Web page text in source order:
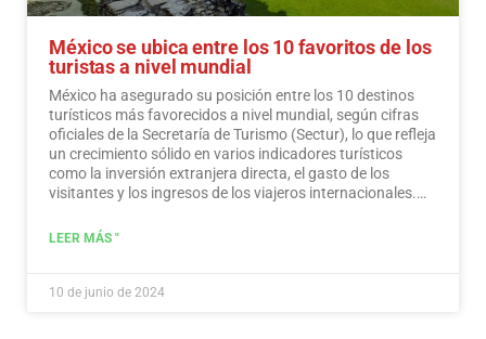
México se ubica entre los 10 favoritos de los
turistas a nivel mundial
México ha asegurado su posición entre los 10 destinos
turísticos más favorecidos a nivel mundial, según cifras
oficiales de la Secretaría de Turismo (Sectur), lo que refleja
un crecimiento sólido en varios indicadores turísticos
como la inversión extranjera directa, el gasto de los
visitantes y los ingresos de los viajeros internacionales.…
LEER MÁS "
10 de junio de 2024